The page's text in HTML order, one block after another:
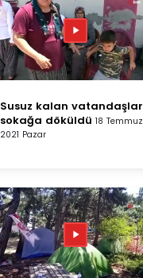
Susuz kalan vatandaşlar
sokağa döküldü 18 Temmuz
2021 Pazar